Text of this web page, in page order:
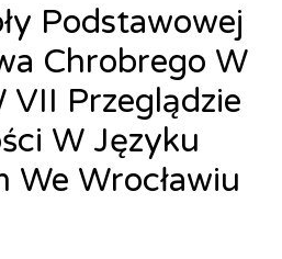
Podstawowej
Chrobrego W
VII Przeglądzie
W Języku
We Wrocławiu